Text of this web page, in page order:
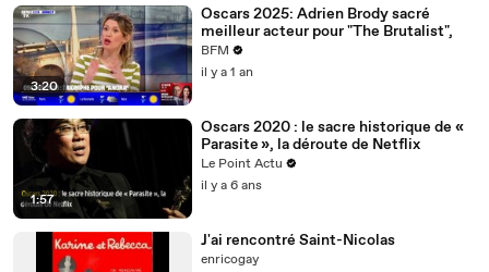
3:20
Oscars 2025: Adrien Brody sacré
meilleur acteur pour "The Brutalist",
BFM
il y a 1 an
1:57
Oscars 2020 : le sacre historique de «
Parasite », la déroute de Netflix
Le Point Actu
il y a 6 ans
J'ai rencontré Saint-Nicolas
enricogay